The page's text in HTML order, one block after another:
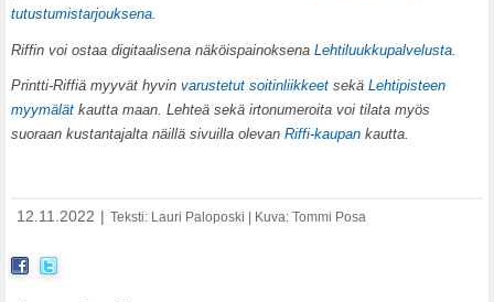
tutustumistarjouksena.
Riffin voi ostaa digitaalisena näköispainoksena Lehtiluukkupalvelusta
Printti-Riffiä myyvät hyvin varustetut soitinliikkeet sekä Lehtipisteen
myymälät kautta maan. Lehteä sekä irtonumeroita voi tilata myös
suoraan kustantajalta näillä sivuilla olevan Riffi-kaupan kautta.
12.11.2022 Teksti: Lauri Paloposki | Kuva: Tommi Posa